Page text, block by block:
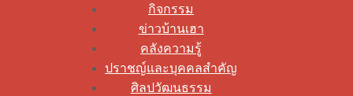
กิจกรรม
ข่าวบ้านเฮา
คลังความรู้
ปราชญ์และบุคคลสำคัญ
ศิลปวัฒนธรรม